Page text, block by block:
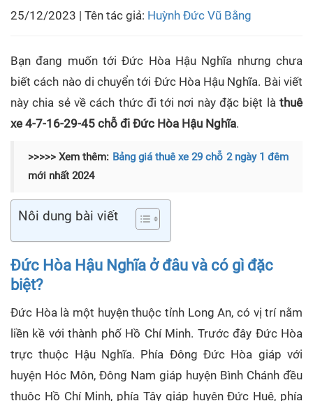
25/12/2023 | Tên tác giả: Huỳnh Đức Vũ Bằng
Bạn đang muốn tới Đức Hòa Hậu Nghĩa nhưng chưa
biết cách nào di chuyển tới Đức Hòa Hậu Nghĩa. Bài viết
này chia sẻ về cách thức đi tới nơi này đặc biệt là thuê
xe 4-7-16-29-45 chỗ đi Đức Hòa Hậu Nghĩa.
>>>>> Xem thêm: Bảng giá thuê xe 29 chỗ 2 ngày 1 đêm
mới nhất 2024
Nôi dung bài viết
Đức Hòa Hậu Nghĩa ở đâu và có gì đặc
biệt?
Đức Hòa là một huyện thuộc tỉnh Long An, có vị trí nằm
liền kề với thành phố Hồ Chí Minh. Trước đây Đức Hòa
trực thuộc Hậu Nghĩa. Phía Đông Đức Hòa giáp với
huyện Hóc Môn, Đông Nam giáp huyện Bình Chánh đều
thuộc Hồ Chí Minh, phía Tây giáp huyện Đức Huệ, phía